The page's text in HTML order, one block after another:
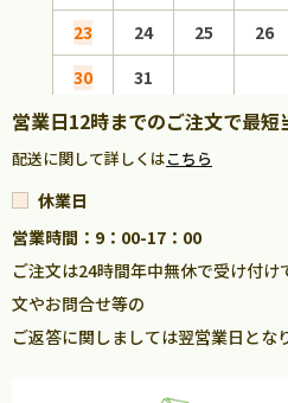
23
24 25 26
30
31
営業日12時までのご注文で最短
配送に関して詳しくはこちら
休業日
営業時間：9：00-17：00
ご注文は24時間年中無休で受け付
文やお問合せ等の
ご返答に関しましては翌営業日とな